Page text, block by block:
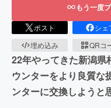
もう一度
ポスト シェ
埋め込み
QRコ
22年やってきた新潟
ウンターをより良質な
ンターに交換しようと